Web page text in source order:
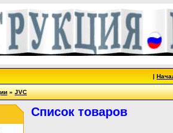
|
»JVC
Список товаров